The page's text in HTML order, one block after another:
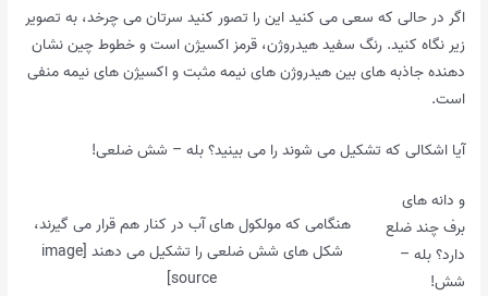
اگر در حالی که سعی می کنید این را تصور کنید سرتان می چرخد، به تصویر
زیر نگاه کنید. رنگ سفید هیدروژن، قرمز اکسیژن است و خطوط چین نشان
دهنده جاذبه های بین هیدروژن های نیمه مثبت و اکسیژن های نیمه منفی
است.
آیا اشکالی که تشکیل می شوند را می بینید؟ بله – شش ضلعی!
هنگامی که مولکول های آب در کنار هم قرار می گیرند،
شکل های شش ضلعی را تشکیل می دهند [image
source]
و دانه های
برف چند ضلع
دارد؟ بله –
شش!